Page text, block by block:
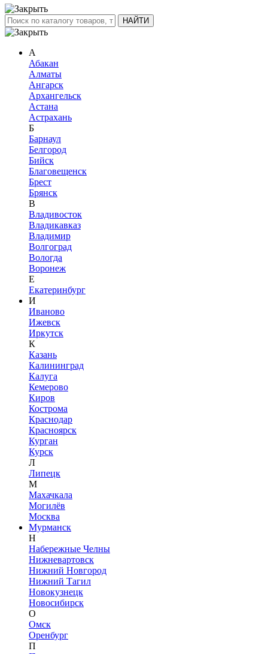
А
Абакан
Алматы
Ангарск
Архангельск
Астана
Астрахань
Б
Барнаул
Белгород
Бийск
Благовещенск
Брест
Брянск
В
Владивосток
Владикавказ
Владимир
Волгоград
Вологда
Воронеж
Е
Екатеринбург
И
Иваново
Ижевск
Иркутск
К
Казань
Калининград
Калуга
Кемерово
Киров
Кострома
Краснодар
Красноярск
Курган
Курск
Л
Липецк
М
Махачкала
Могилёв
Москва
Мурманск
Н
Набережные Челны
Нижневартовск
Нижний Новгород
Нижний Тагил
Новокузнецк
Новосибирск
О
Омск
Оренбург
П